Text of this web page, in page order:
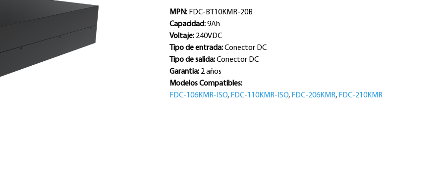
MPN: FDC-BT10KMR-20B
Capacidad: 9Ah
Voltaje: 240VDC
Tipo de entrada:Conector DC
Tipo de salida:Conector DC
Garantia: 2 años
Modelos Compatibles:
FDC-106KMR-ISO, FDC-110KMR-ISO, FDC-206KMR, FDC-210KMR